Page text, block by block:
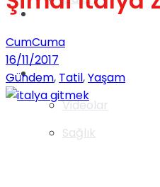
Videolar
Gündem
Yaşam
Sağlık
CumCuma
16/11/2017
Gündem, Tatil,Yaşam